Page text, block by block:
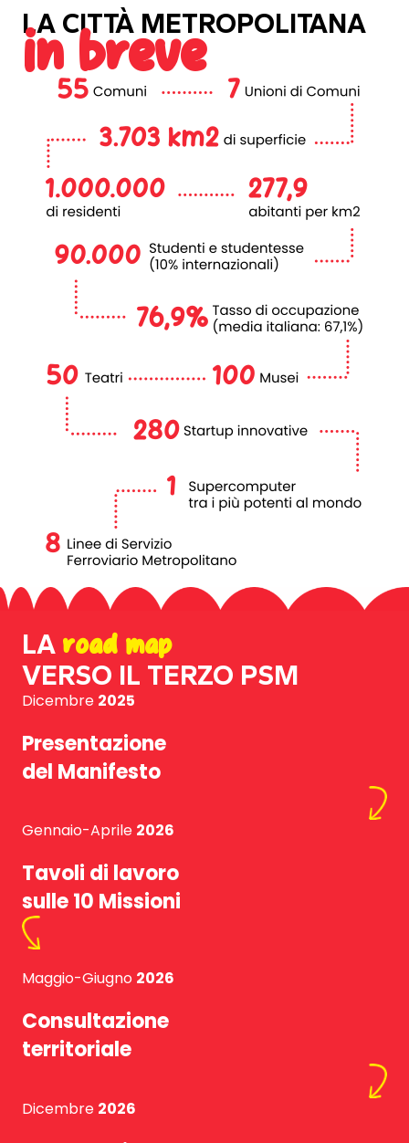
LA CITTÀ METROPOLITANA
in breve
LA road map
VERSO IL TERZO PSM
Dicembre 2025
Presentazione
del Manifesto
Gennaio-Aprile 2026
Tavoli di lavoro
sulle 10 Missioni
Maggio-Giugno 2026
Consultazione
territoriale
Dicembre 2026